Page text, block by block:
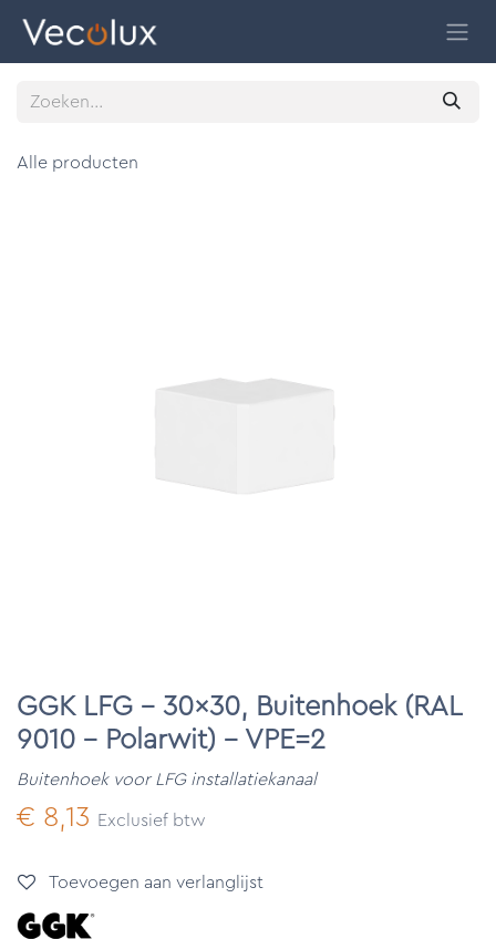
Alle producten
GGK LFG - 30x30, Buitenhoek (RAL
9010 - Polarwit) - VPE=2
Buitenhoek voor LFG installatiekanaal
€ 8,13 Exclusief btw
Toevoegen aan verlanglijst